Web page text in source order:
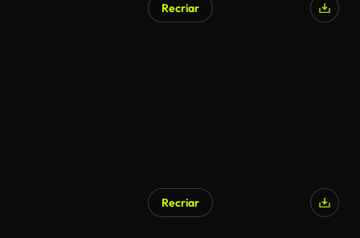
Recriar
Recriar